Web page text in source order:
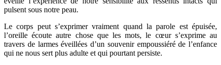
pulsent sous notre peau.
Le corps peut s’exprimer vraiment quand la parole est épuisée,
l’oreille écoute autre chose que les mots, le cœur s’exprime au
travers de larmes éveillées d’un souvenir empoussiéré de l’enfance
qui ne nous sert plus adulte et qui pourtant persiste.